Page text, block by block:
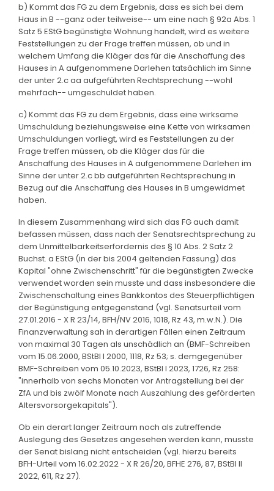
b) Kommt das FG zu dem Ergebnis, dass es sich bei dem
Haus in B --ganz oder teilweise-- um eine nach § 92a Abs. 1
Satz 5 EStG begünstigte Wohnung handelt, wird es weitere
Feststellungen zu der Frage treffen müssen, ob und in
welchem Umfang die Kläger das für die Anschaffung des
Hauses in A aufgenommene Darlehen tatsächlich im Sinne
der unter 2.c aa aufgeführten Rechtsprechung --wohl
mehrfach-- umgeschuldet haben.
c) Kommt das FG zu dem Ergebnis, dass eine wirksame
Umschuldung beziehungsweise eine Kette von wirksamen
Umschuldungen vorliegt, wird es Feststellungen zu der
Frage treffen müssen, ob die Kläger das für die
Anschaffung des Hauses in A aufgenommene Darlehen im
Sinne der unter 2.c bb aufgeführten Rechtsprechung in
Bezug auf die Anschaffung des Hauses in B umgewidmet
haben.
In diesem Zusammenhang wird sich das FG auch damit
befassen müssen, dass nach der Senatsrechtsprechung zu
dem Unmittelbarkeitserfordernis des § 10 Abs. 2 Satz 2
Buchst. a EStG (in der bis 2004 geltenden Fassung) das
Kapital "ohne Zwischenschritt" für die begünstigten Zwecke
verwendet worden sein musste und dass insbesondere die
Zwischenschaltung eines Bankkontos des Steuerpflichtigen
der Begünstigung entgegenstand (vgl. Senatsurteil vom
27.01.2016 - X R 23/14, BFH/NV 2016, 1018, Rz 43, m.w.N.). Die
Finanzverwaltung sah in derartigen Fällen einen Zeitraum
von maximal 30 Tagen als unschädlich an (BMF-Schreiben
vom 15.06.2000, BStBl I 2000, 1118, Rz 53; s. demgegenüber
BMF-Schreiben vom 05.10.2023, BStBl I 2023, 1726, Rz 258:
"innerhalb von sechs Monaten vor Antragstellung bei der
ZfA und bis zwölf Monate nach Auszahlung des geförderten
Altersvorsorgekapitals").
Ob ein derart langer Zeitraum noch als zutreffende
Auslegung des Gesetzes angesehen werden kann, musste
der Senat bislang nicht entscheiden (vgl. hierzu bereits
BFH-Urteil vom 16.02.2022 - X R 26/20, BFHE 276, 87, BStBl II
2022, 611, Rz 27).